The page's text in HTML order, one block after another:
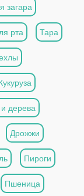
загара
рта Тара
дерева
Дрожжи
Пироги
Пшеница